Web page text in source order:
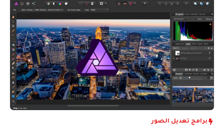
برامج تعديل الصور